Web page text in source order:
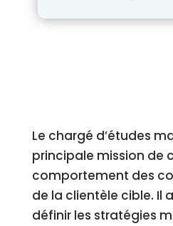
Le chargé d’études
principale mission de
comportement des
de la clientèle cible. Il
définir les stratégies